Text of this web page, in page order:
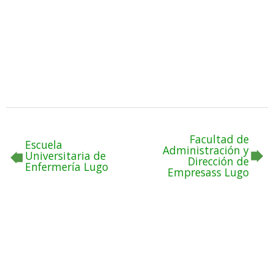
Escuela
Universitaria de
Enfermería Lugo
Facultad de
Administración y
Dirección de
Empresass Lugo